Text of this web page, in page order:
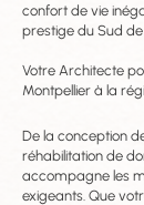
confort de vie
prestige du Sud de
Votre Architecte
Montpellier à la
De la conception
réhabilitation de
accompagne les
exigeants. Que